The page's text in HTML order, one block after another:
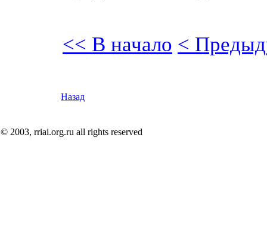
<< В начало <
Назад
© 2003, rriai.org.ru all rights reserved